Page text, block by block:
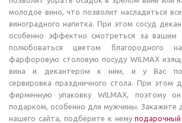
молодое вино, что позволит насладиться
виноградного напитка. При этом сосуд
особенно эффектно смотреться за вашим
полюбоваться цветом благородного
фарфоровую столовую посуду WILMAX
вина и декантером к ним, и у Вас
сервировка праздничного стола. При этом
фирменную упаковку WILMAX, поэтому
подарком, особенно для мужчины. Закажите
нашего сайта, подберите к нему